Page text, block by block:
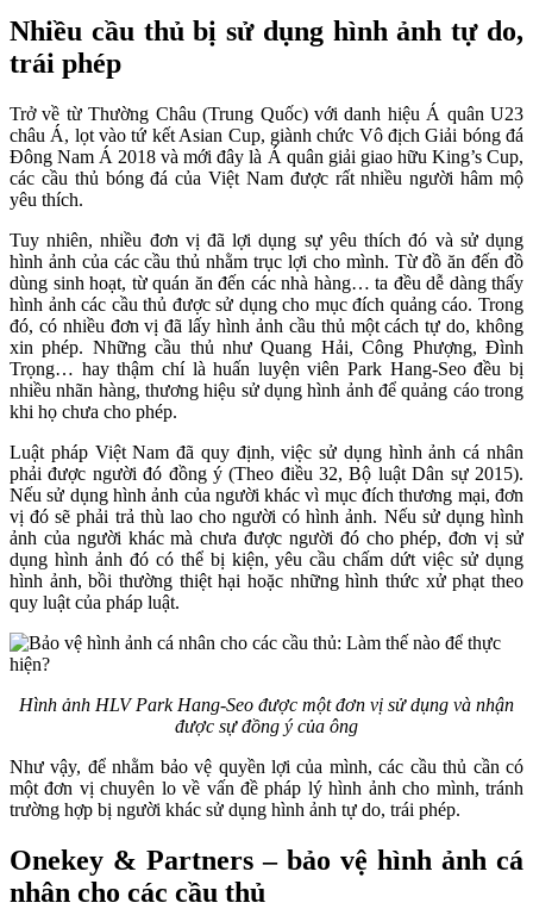
Nhiều cầu thủ bị sử dụng hình ảnh tự do,
trái phép
Trở về từ Thường Châu (Trung Quốc) với danh hiệu Á quân U23
châu Á, lọt vào tứ kết Asian Cup, giành chức Vô địch Giải bóng đá
Đông Nam Á 2018 và mới đây là Á quân giải giao hữu King’s Cup,
các cầu thủ bóng đá của Việt Nam được rất nhiều người hâm mộ
yêu thích.
Tuy nhiên, nhiều đơn vị đã lợi dụng sự yêu thích đó và sử dụng
hình ảnh của các cầu thủ nhằm trục lợi cho mình. Từ đồ ăn đến đồ
dùng sinh hoạt, từ quán ăn đến các nhà hàng… ta đều dễ dàng thấy
hình ảnh các cầu thủ được sử dụng cho mục đích quảng cáo. Trong
đó, có nhiều đơn vị đã lấy hình ảnh cầu thủ một cách tự do, không
xin phép. Những cầu thủ như Quang Hải, Công Phượng, Đình
Trọng… hay thậm chí là huấn luyện viên Park Hang-Seo đều bị
nhiều nhãn hàng, thương hiệu sử dụng hình ảnh để quảng cáo trong
khi họ chưa cho phép.
Luật pháp Việt Nam đã quy định, việc sử dụng hình ảnh cá nhân
phải được người đó đồng ý (Theo điều 32, Bộ luật Dân sự 2015).
Nếu sử dụng hình ảnh của người khác vì mục đích thương mại, đơn
vị đó sẽ phải trả thù lao cho người có hình ảnh. Nếu sử dụng hình
ảnh của người khác mà chưa được người đó cho phép, đơn vị sử
dụng hình ảnh đó có thể bị kiện, yêu cầu chấm dứt việc sử dụng
hình ảnh, bồi thường thiệt hại hoặc những hình thức xử phạt theo
quy luật của pháp luật.
Hình ảnh HLV Park Hang-Seo được một đơn vị sử dụng và nhận
được sự đồng ý của ông
Như vậy, để nhằm bảo vệ quyền lợi của mình, các cầu thủ cần có
một đơn vị chuyên lo về vấn đề pháp lý hình ảnh cho mình, tránh
trường hợp bị người khác sử dụng hình ảnh tự do, trái phép.
Onekey & Partners – bảo vệ hình ảnh cá
nhân cho các cầu thủ